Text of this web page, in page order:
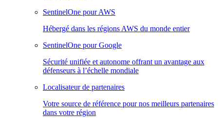
SentinelOne pour AWS
Hébergé dans les régions AWS du monde entier
SentinelOne pour Google
Sécurité unifiée et autonome offrant un avantage aux
défenseurs à l’échelle mondiale
Localisateur de partenaires
Votre source de référence pour nos meilleurs partenaires
dans votre région